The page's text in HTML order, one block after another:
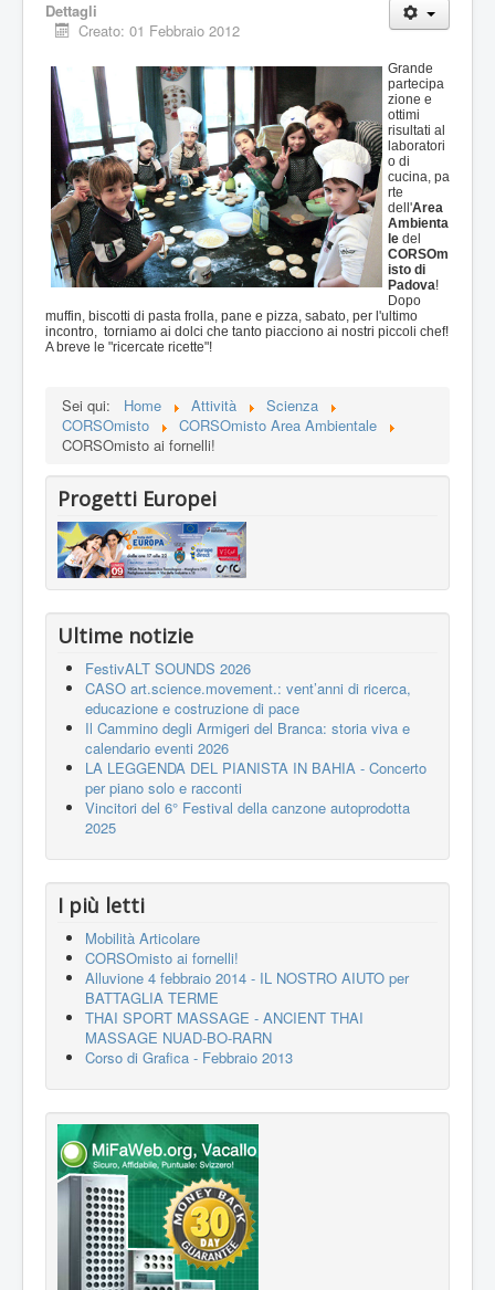
Dettagli
Creato: 01 Febbraio 2012
Grande
partecipa
zione e
ottimi
risultati al
laboratori
o di
cucina, pa
rte
dell'Area
Ambienta
le del
CORSOm
isto di
Padova!
Dopo
muffin, biscotti di pasta frolla, pane e pizza, sabato, per l'ultimo
incontro, torniamo ai dolci che tanto piacciono ai nostri piccoli chef!
A breve le "ricercate ricette"!
Sei qui: Home Attività
Scienza
CORSOmisto
CORSOmisto Area Ambientale
CORSOmisto ai fornelli!
Progetti Europei
Ultime notizie
FestivALT SOUNDS 2026
CASO art.science.movement.: vent’anni di ricerca,
educazione e costruzione di pace
Il Cammino degli Armigeri del Branca: storia viva e
calendario eventi 2026
LA LEGGENDA DEL PIANISTA IN BAHIA - Concerto
per piano solo e racconti
Vincitori del 6° Festival della canzone autoprodotta
2025
I più letti
Mobilità Articolare
CORSOmisto ai fornelli!
Alluvione 4 febbraio 2014 - IL NOSTRO AIUTO per
BATTAGLIA TERME
THAI SPORT MASSAGE - ANCIENT THAI
MASSAGE NUAD-BO-RARN
Corso di Grafica - Febbraio 2013